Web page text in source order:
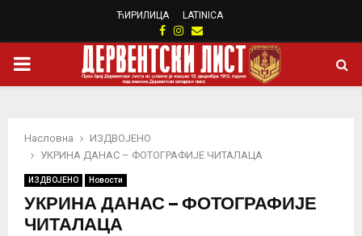
ЋИРИЛИЦА LATINICA
Facebook
Instagram
Email
PRIMARY
Насловна
ИЗДВОЈЕНО
УКРИНА ДАНАС – ФОТОГРАФИЈЕ ЧИТАЛАЦА
ИЗДВОЈЕНО Новости
УКРИНА ДАНАС – ФОТОГРАФИЈЕ
ЧИТАЛАЦА